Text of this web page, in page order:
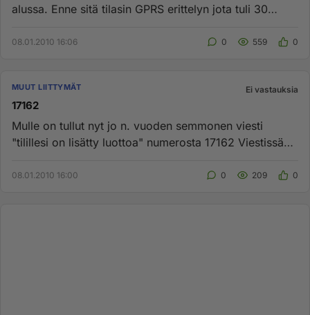
alussa. Enne sitä tilasin GPRS erittelyn jota tuli 30
08.01.2010 16:06 0 559 0
MUUT LIITTYMÄT Ei vastauksia
17162
Mulle on tullut nyt jo n. vuoden semmonen viesti
"tilillesi on lisätty luottoa" numerosta 17162 Viestissä
08.01.2010 16:00 0 209 0